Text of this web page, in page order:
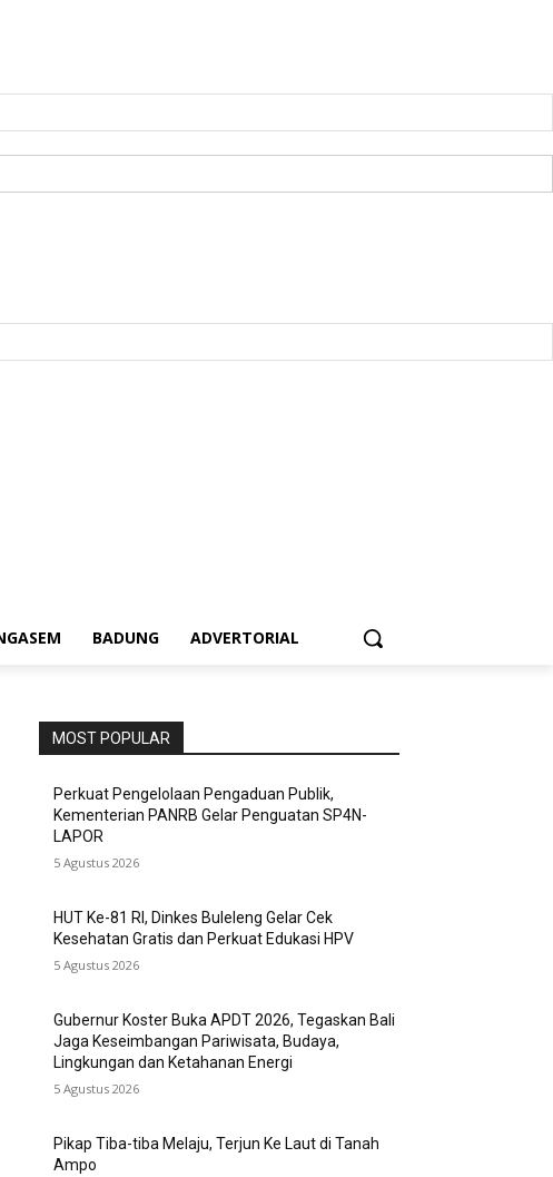
BADUNG ADVERTORIAL
MOST POPULAR
Perkuat Pengelolaan Pengaduan Publik,
Kementerian PANRB Gelar Penguatan SP4N-
LAPOR
5 Agustus 2026
HUT Ke-81 RI, Dinkes Buleleng Gelar Cek
Kesehatan Gratis dan Perkuat Edukasi HPV
5 Agustus 2026
Gubernur Koster Buka APDT 2026, Tegaskan Bali
Jaga Keseimbangan Pariwisata, Budaya,
Lingkungan dan Ketahanan Energi
5 Agustus 2026
Pikap Tiba-tiba Melaju, Terjun Ke Laut di Tanah
Ampo